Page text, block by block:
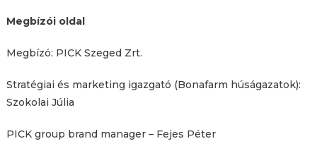
Megbízói oldal
Megbízó: PICK Szeged Zrt.
Stratégiai és marketing igazgató (Bonafarm húságazatok):
Szokolai Júlia
PICK group brand manager – Fejes Péter